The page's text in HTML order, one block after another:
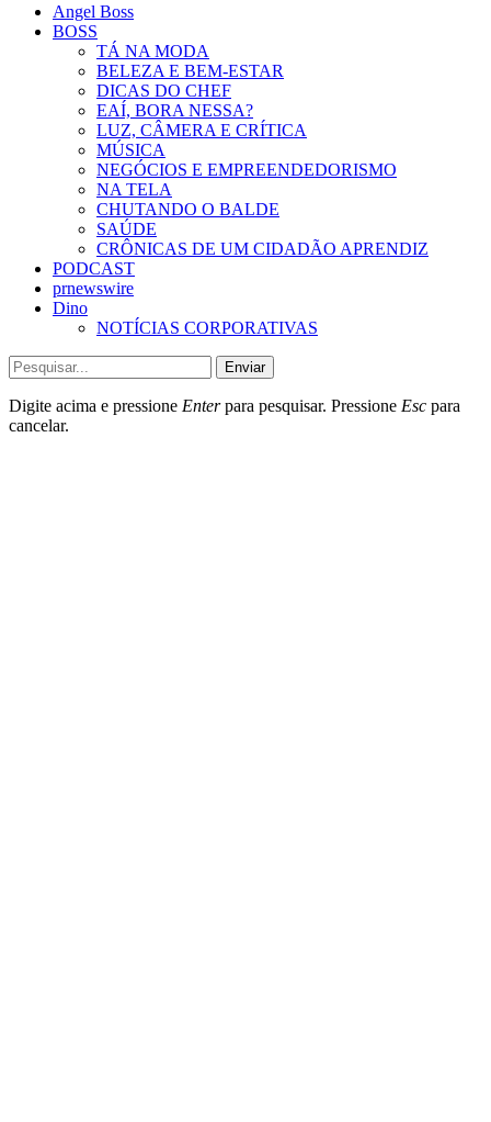
Angel Boss
BOSS
TÁ NA MODA
BELEZA E BEM-ESTAR
DICAS DO CHEF
EAÍ, BORA NESSA?
LUZ, CÂMERA E CRÍTICA
MÚSICA
NEGÓCIOS E EMPREENDEDORISMO
NA TELA
CHUTANDO O BALDE
SAÚDE
CRÔNICAS DE UM CIDADÃO APRENDIZ
PODCAST
prnewswire
Dino
NOTÍCIAS CORPORATIVAS
Enviar
Digite acima e pressione Enterpara pesquisar. Pressione Esc para
cancelar.